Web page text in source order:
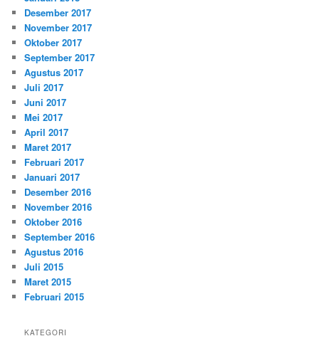
Desember 2017
November 2017
Oktober 2017
September 2017
Agustus 2017
Juli 2017
Juni 2017
Mei 2017
April 2017
Maret 2017
Februari 2017
Januari 2017
Desember 2016
November 2016
Oktober 2016
September 2016
Agustus 2016
Juli 2015
Maret 2015
Februari 2015
KATEGORI